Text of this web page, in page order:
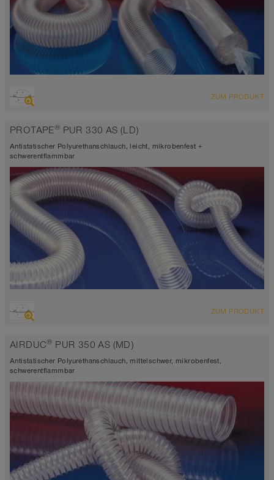
abriebfester Saugschlauch + Druckschlauch, Mehrzweckschlauch +
antistatisch < 10⁹
Wandstärke 0,4mm
-40°C bis 90°C (125°C)
ZUM PRODUKT
PROTAPE® PUR 330 AS (LD)
Antistatischer Polyurethanschlauch, leicht, mikrobenfest +
schwerentflammbar
hoch abriebfester Saugschlauch + Druckschlauch,
antistatisch < 10⁹
Wandstärke ca. 0,6 mm
-40°C bis 90°C (125°C)
ZUM PRODUKT
AIRDUC® PUR 350 AS (MD)
Antistatischer Polyurethanschlauch, mittelschwer, mikrobenfest,
schwerentflammbar